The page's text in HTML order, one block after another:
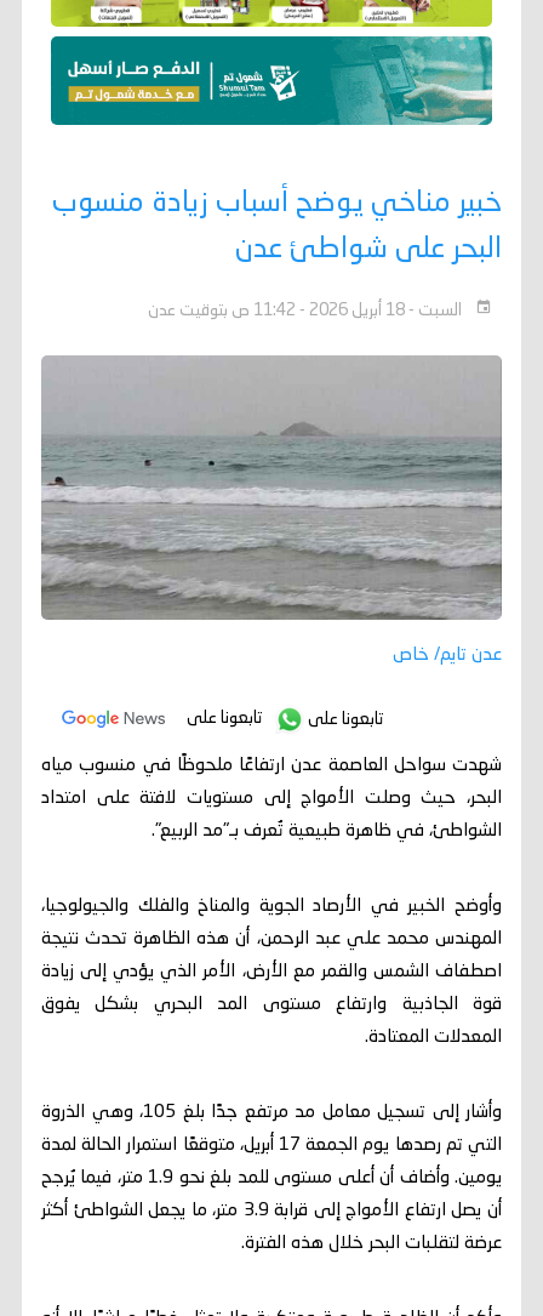
خبير مناخي يوضح أسباب زيادة منسوب
البحر على شواطئ عدن
السبت - 18 أبريل 2026 - 11:42 ص بتوقيت عدن
عدن تايم/ خاص
تابعونا على تابعونا على
شهدت سواحل العاصمة عدن ارتفاعًا ملحوظًا في منسوب مياه
البحر، حيث وصلت الأمواج إلى مستويات لافتة على امتداد
الشواطئ، في ظاهرة طبيعية تُعرف بـ"مد الربيع".
وأوضح الخبير في الأرصاد الجوية والمناخ والفلك والجيولوجيا،
المهندس محمد علي عبد الرحمن، أن هذه الظاهرة تحدث نتيجة
اصطفاف الشمس والقمر مع الأرض، الأمر الذي يؤدي إلى زيادة
قوة الجاذبية وارتفاع مستوى المد البحري بشكل يفوق
المعدلات المعتادة.
وأشار إلى تسجيل معامل مد مرتفع جدًا بلغ 105، وهي الذروة
التي تم رصدها يوم الجمعة 17 أبريل، متوقعًا استمرار الحالة لمدة
يومين. وأضاف أن أعلى مستوى للمد بلغ نحو 1.9 متر، فيما يُرجح
أن يصل ارتفاع الأمواج إلى قرابة 3.9 متر، ما يجعل الشواطئ أكثر
عرضة لتقلبات البحر خلال هذه الفترة.